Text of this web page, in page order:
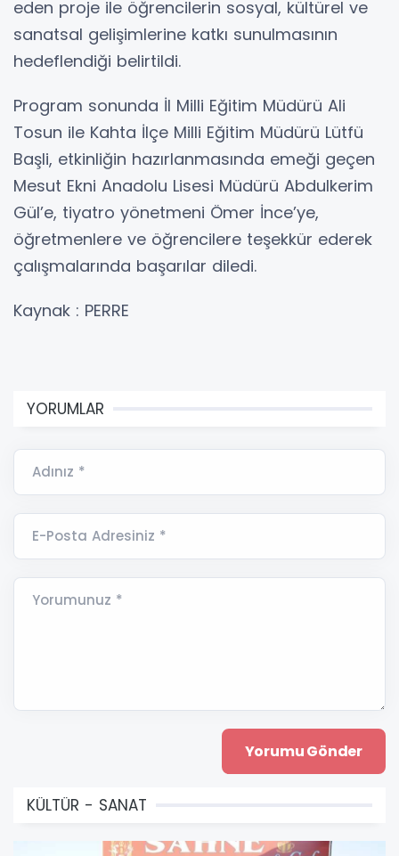
eden proje ile öğrencilerin sosyal, kültürel ve
sanatsal gelişimlerine katkı sunulmasının
hedeflendiği belirtildi.
Program sonunda İl Milli Eğitim Müdürü Ali
Tosun ile Kahta İlçe Milli Eğitim Müdürü Lütfü
Başli, etkinliğin hazırlanmasında emeği geçen
Mesut Ekni Anadolu Lisesi Müdürü Abdulkerim
Gül’e, tiyatro yönetmeni Ömer İnce’ye,
öğretmenlere ve öğrencilere teşekkür ederek
çalışmalarında başarılar diledi.
Kaynak : PERRE
YORUMLAR
Adınız *
E-Posta Adresiniz *
Yorumunuz *
KÜLTÜR - SANAT